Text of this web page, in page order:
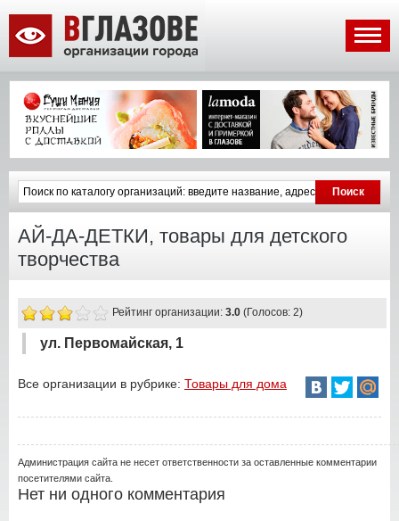
АЙ-ДА-ДЕТКИ, товары для детского
творчества
Рейтинг организации: 3.0 (Голосов: 2)
ул. Первомайская, 1
Все организации в рубрике: Товары для дома
Администрация сайта не несет ответственности за оставленные комментарии
посетителями сайта.
Нет ни одного комментария